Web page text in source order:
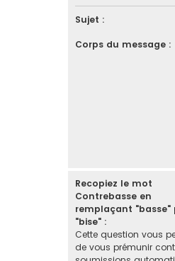
Sujet :
Corps du message :
Recopiez le mot
Contrebasse en
remplaçant "basse"
"bise" :
Cette question vous
de vous prémunir